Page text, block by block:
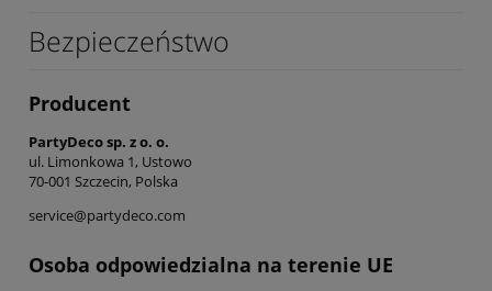
Bezpieczeństwo
Producent
PartyDeco sp. z o. o.
ul. Limonkowa 1, Ustowo
70-001 Szczecin, Polska
service@partydeco.com
Osoba odpowiedzialna na terenie UE